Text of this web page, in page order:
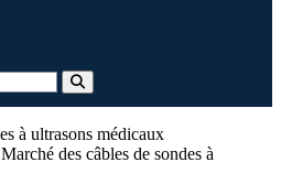
Marché des câbles de sondes à